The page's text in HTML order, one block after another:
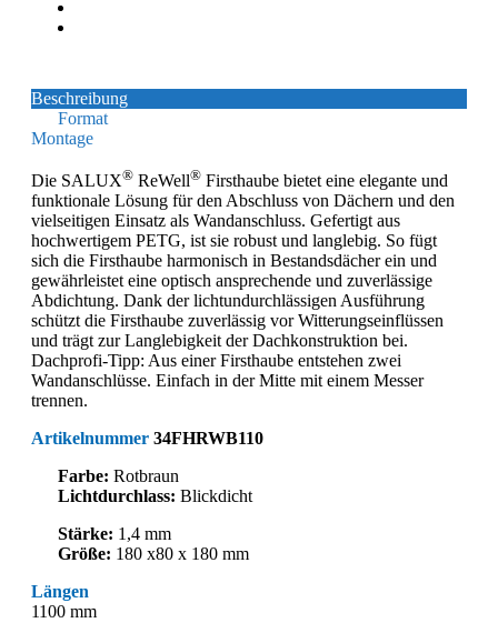
Beschreibung
Format
Montage
Die SALUX® ReWell® Firsthaube bietet eine elegante und
funktionale Lösung für den Abschluss von Dächern und den
vielseitigen Einsatz als Wandanschluss. Gefertigt aus
hochwertigem PETG, ist sie robust und langlebig. So fügt
sich die Firsthaube harmonisch in Bestandsdächer ein und
gewährleistet eine optisch ansprechende und zuverlässige
Abdichtung. Dank der lichtundurchlässigen Ausführung
schützt die Firsthaube zuverlässig vor Witterungseinflüssen
und trägt zur Langlebigkeit der Dachkonstruktion bei.
Dachprofi-Tipp: Aus einer Firsthaube entstehen zwei
Wandanschlüsse. Einfach in der Mitte mit einem Messer
trennen.
Artikelnummer 34FHRWB110
Farbe: Rotbraun
Lichtdurchlass: Blickdicht
Stärke: 1,4 mm
Größe: 180 x80 x 180 mm
Längen
1100 mm